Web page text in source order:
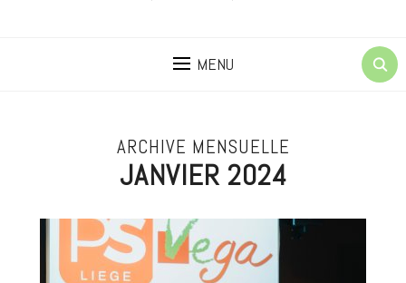
MENU
ARCHIVE MENSUELLE
JANVIER 2024